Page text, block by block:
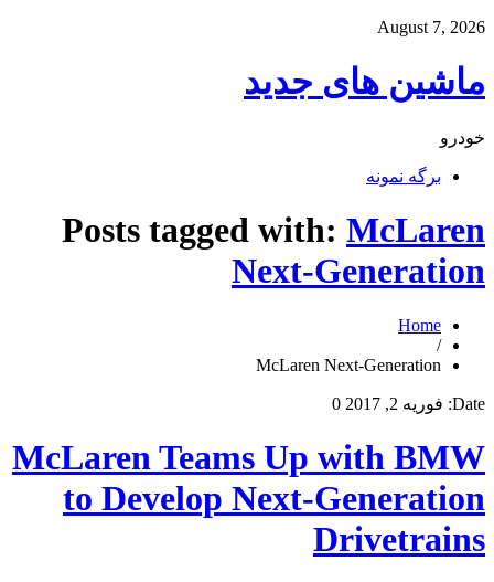
August 7, 2026
ماشین های جدید
خودرو
برگه نمونه
Posts tagged with: McLaren
Next-Generation
Home
/
McLaren Next-Generation
Date: فوریه 2, 2017 0
McLaren Teams Up with BMW
to Develop Next-Generation
Drivetrains